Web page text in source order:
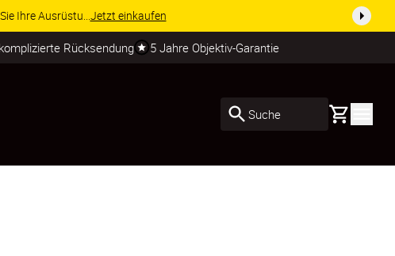
Ihre Ausrüstu...Jetzt einkaufen
Rücksendung 5 Jahre Objektiv-Garantie
Suche Basket